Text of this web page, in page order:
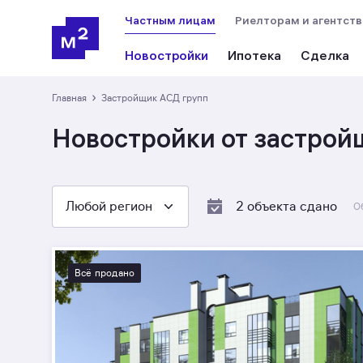
Частным лицам
Новостройки Ипотека Сделка
Риелторам и
Главная › Застройщик АСД групп
Новостройки от
Любой регион 2 объекта сдано
Всё продано